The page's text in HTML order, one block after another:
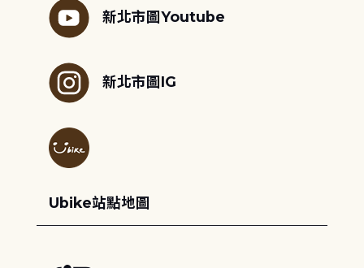
新北市圖Youtube
新北市圖IG
Ubike站點地圖